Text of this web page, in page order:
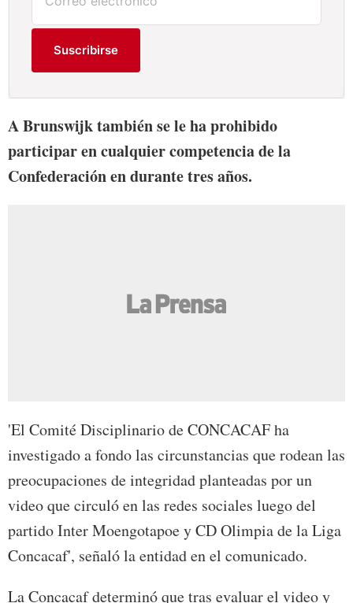
Suscribirse
A Brunswijk también se le ha prohibido
participar en cualquier competencia de la
Confederación en durante tres años.
'El Comité Disciplinario de CONCACAF ha
investigado a fondo las circunstancias que rodean las
preocupaciones de integridad planteadas por un
video que circuló en las redes sociales luego del
partido Inter Moengotapoe y CD Olimpia de la Liga
Concacaf', señaló la entidad en el comunicado.
La Concacaf determinó que tras evaluar el video y